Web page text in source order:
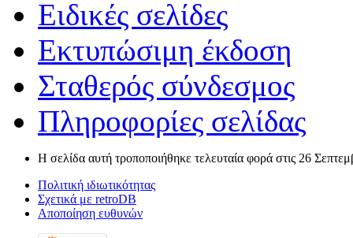
Ειδικές σελίδες
Εκτυπώσιμη έκδοση
Σταθερός σύνδεσμος
Πληροφορίες σελίδας
Η σελίδα αυτή τροποποιήθηκε τελευταία φορά στις 26
Πολιτική ιδιωτικότητας
Σχετικά με retroDB
Αποποίηση ευθυνών